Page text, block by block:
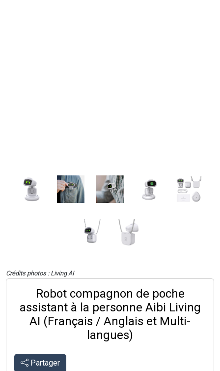
Crédits photos : Living AI
Robot compagnon de poche
assistant à la personne Aibi Living
AI (Français / Anglais et Multi-
langues)
Partager